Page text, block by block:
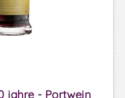
jahre - Portwein